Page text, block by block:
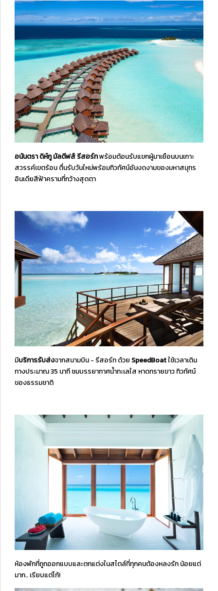
อนันตรา ดิห์กู มัลดีฟส์ รีสอร์ทพร้อมต้อนรับแขกผู้มาเยือนบนเกาะ
สวรรค์เขตร้อน ตื่นรับวันใหม่พร้อมทิวทัศน์อันงดงามของมหาสมุทร
อินเดียสีฟ้าครามที่กว้างสุดตา
มีบริการรับส่งจากสนามบิน - รีสอร์ท ด้วย SpeedBoatใช้เวลาเดิน
ทางประมาณ 35 นาที ชมบรรยากาศน้ำทะเลใส หาดทรายขาว ทิวทัศน์
ของธรรมชาติ
ห้องพักที่ถูกออกแบบและตกแต่งในสไตล์ที่ทุกคนต้องหลงรัก น้อยแต่
มาก.. เรียบแต่โก้!